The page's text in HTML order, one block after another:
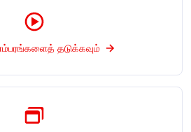
தடுக்கவும்